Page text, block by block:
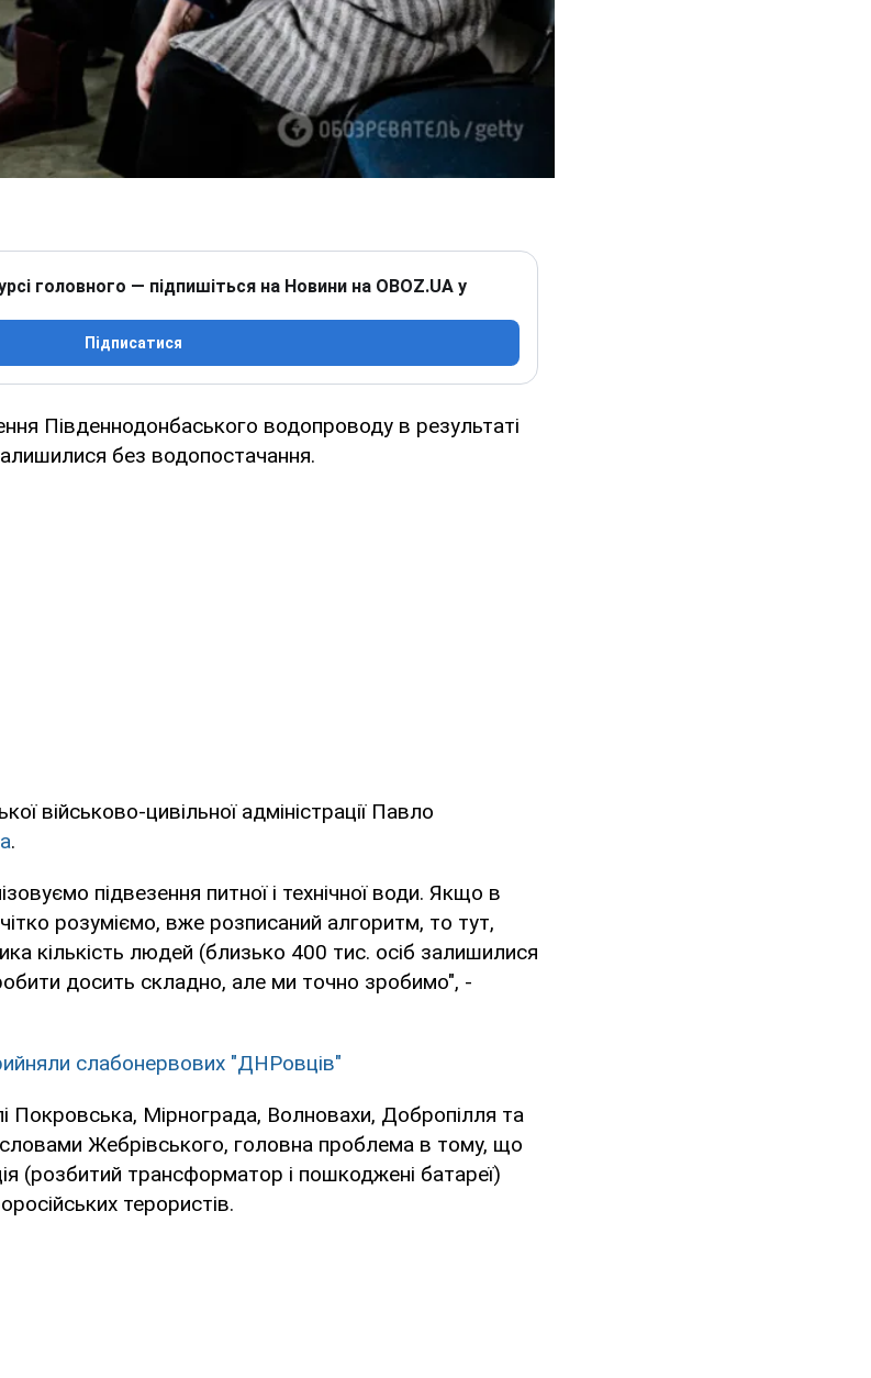
головного — підпишіться на Новини на OBOZ.UA у
Підписатися
Південнодонбаського водопроводу в результаті
без водопостачання.
військово-цивільної адміністрації Павло
.
підвезення питної і технічної води. Якщо в
розуміємо, вже розписаний алгоритм, то тут,
кількість людей (близько 400 тис. осіб залишилися
досить складно, але ми точно зробимо", -
слабонервових "ДНРовців"
Покровська, Мірнограда, Волновахи, Добропілля та
словами Жебрівського, головна проблема в тому, що
(розбитий трансформатор і пошкоджені батареї)
терористів.